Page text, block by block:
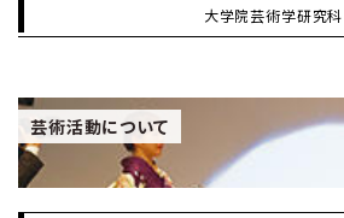
大学院芸術学研究科
芸術活動について